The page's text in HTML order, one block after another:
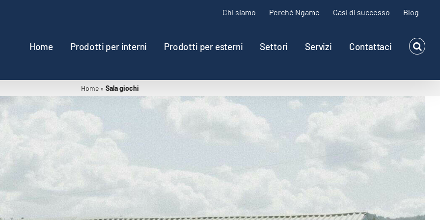
Chi siamo Perchè Ngame Casi di successo Blog
Home Prodotti per interni Prodotti per esterni Settori Servizi Contattaci
Home » Sala giochi